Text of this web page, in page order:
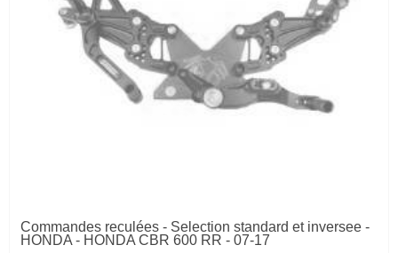
Commandes reculées - Selection standard et inversee -
HONDA - HONDA CBR 600 RR - 07-17